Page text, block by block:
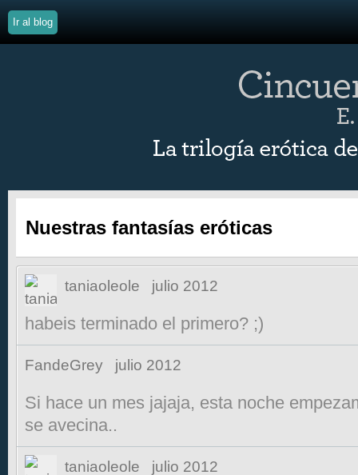
Ir al blog
Nuestras fantasías eróticas
taniaoleole julio 2012
habeis terminado el primero? ;)
FandeGrey julio 2012
Si hace un mes jajaja, esta noche
se avecina..
taniaoleole julio 2012